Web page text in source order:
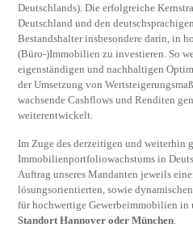
Deutschlands). Die erfolgreiche
Deutschland und den
Bestands­halter insbesondere darin, in
(Büro-)Immobilien zu investieren. So
eigenständigen und nachhaltigen
der Umsetzung von
wachsende Cashflows und Renditen
weiterentwickelt.
Im Zuge des derzeitigen und weiterhin
Immobilienportfoliowachstums in
Auftrag unseres Mandanten jeweils
lösungsorientierten, sowie
für hochwertige Gewerbeimmobilien in
Standort Hannover oder München.